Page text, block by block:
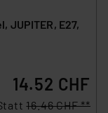
JUPITER, E27,
14.52 CHF
16.46 CHF **